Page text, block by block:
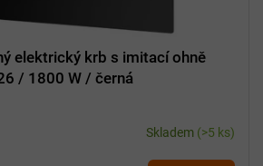
elektrický krb s imitací ohně
/ 1800 W / černá
Skladem (>5 ks)